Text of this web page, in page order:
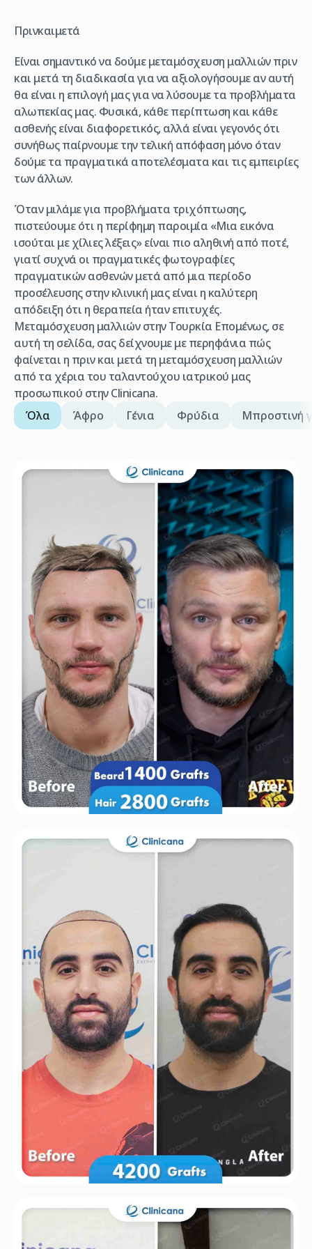
Πρινκαιμετά
Είναι σημαντικό να δούμε μεταμόσχευση μαλλιών πριν
και μετά τη διαδικασία για να αξιολογήσουμε αν αυτή
θα είναι η επιλογή μας για να λύσουμε τα προβλήματα
αλωπεκίας μας. Φυσικά, κάθε περίπτωση και κάθε
ασθενής είναι διαφορετικός, αλλά είναι γεγονός ότι
συνήθως παίρνουμε την τελική απόφαση μόνο όταν
δούμε τα πραγματικά αποτελέσματα και τις εμπειρίες
των άλλων.
Όταν μιλάμε για προβλήματα τριχόπτωσης,
πιστεύουμε ότι η περίφημη παροιμία «Μια εικόνα
ισούται με χίλιες λέξεις» είναι πιο αληθινή από ποτέ,
γιατί συχνά οι πραγματικές φωτογραφίες
πραγματικών ασθενών μετά από μια περίοδο
προσέλευσης στην κλινική μας είναι η καλύτερη
απόδειξη ότι η θεραπεία ήταν επιτυχές.
Μεταμόσχευση μαλλιών στην Τουρκία Επομένως, σε
αυτή τη σελίδα, σας δείχνουμε με περηφάνια πώς
φαίνεται η πριν και μετά τη μεταμόσχευση μαλλιών
από τα χέρια του ταλαντούχου ιατρικού μας
προσωπικού στην Clinicana.
Όλα
Άφρο Γένια Φρύδια Μπροστινή